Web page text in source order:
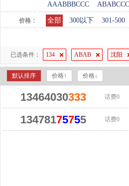
AAABBBCCC
ABABCCC
价格： 全部 300以下 301-500
已选条件： 134 ABAB 沈阳
默认排序 价格↑ 价格↓
13464030333 话费0
13478175755 话费0